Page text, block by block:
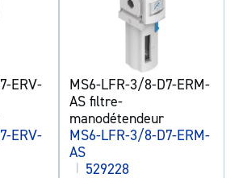
ERV-
ERV-
MS6-LFR-3/8-D7-ERM-
AS filtre-
manodétendeur
MS6-LFR-3/8-D7-ERM-
AS
| 529228